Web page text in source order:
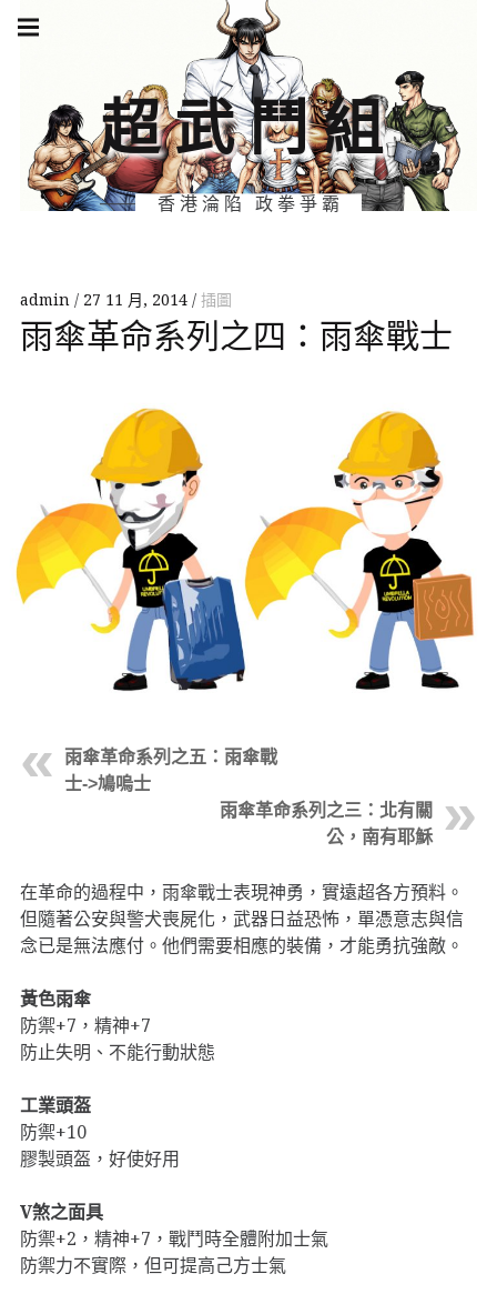
Skip
超武鬥組
香港淪陷 政拳爭霸
navigation
admin 27 11 月, 2014 插圖
雨傘革命系列之四：雨傘戰士
雨傘革命系列之五：雨傘戰
士->鳩嗚士
雨傘革命系列之三：北有關
公，南有耶穌
在革命的過程中，雨傘戰士表現神勇，實遠超各方預料。
但隨著公安與警犬喪屍化，武器日益恐怖，單憑意志與信
念已是無法應付。他們需要相應的裝備，才能勇抗強敵。
黃色雨傘
防禦+7，精神+7
防止失明、不能行動狀態
工業頭盔
防禦+10
膠製頭盔，好使好用
V煞之面具
防禦+2，精神+7，戰鬥時全體附加士氣
防禦力不實際，但可提高己方士氣